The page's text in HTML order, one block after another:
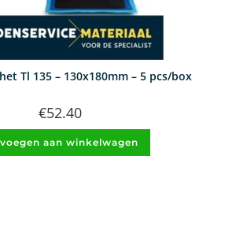
Tl 135 – 130x180mm – 5 pcs/box
€52.40
aan winkelwagen